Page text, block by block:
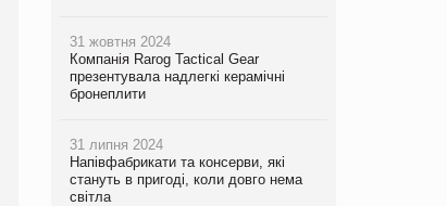
31 жовтня 2024
Компанія Rarog Tactical Gear
презентувала надлегкі керамічні
бронеплити
31 липня 2024
Напівфабрикати та консерви, які
стануть в пригоді, коли довго нема
світла